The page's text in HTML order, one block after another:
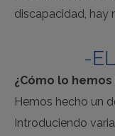
discapacidad, hay
-
¿Cómo lo hemos
Hemos hecho un
Introduciendo